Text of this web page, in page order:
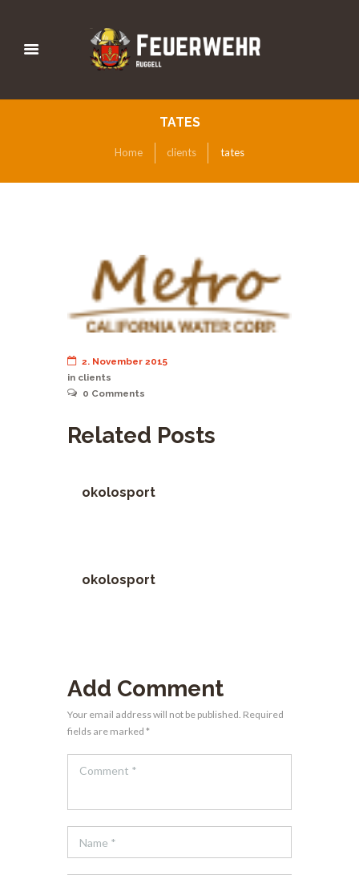
TATES
Home clients tates
2. November 2015
in clients
0 Comments
Related Posts
okolosport
okolosport
Add Comment
Your email address will not be published. Required
fields are marked *